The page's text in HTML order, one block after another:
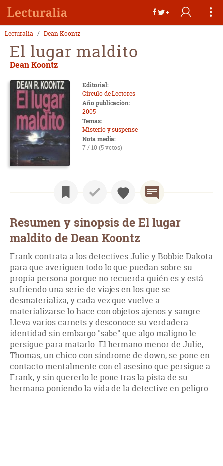
Lecturalia Dean Koontz
El lugar maldito
Dean Koontz
Editorial:
Círculo de Lectores
Año publicación:
2005
Temas:
Misterio y suspense
Nota media:
7 / 10 (5 votos)
Resumen y sinopsis de El lugar
maldito de Dean Koontz
Frank contrata a los detectives Julie y Bobbie Dakota
para que averigüen todo lo que puedan sobre su
propia persona porque no recuerda quién es y está
sufriendo una serie de viajes en los que se
desmaterializa, y cada vez que vuelve a
materializarse lo hace con objetos ajenos y sangre.
Lleva varios carnets y desconoce su verdadera
identidad sin embargo "sabe" que algo maligno le
persigue para matarlo. El hermano menor de Julie,
Thomas, un chico con síndrome de down, se pone en
contacto mentalmente con el asesino que persigue a
Frank, y sin quererlo le pone tras la pista de su
hermana poniendo la vida de la detective en peligro.